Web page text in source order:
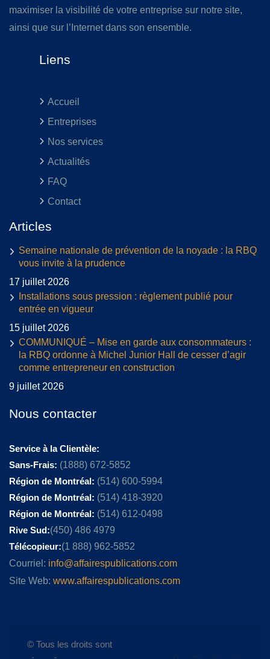
maximiser la visibilité de votre entreprise sur notre site,
ainsi que sur l’Internet dans son ensemble.
Liens
Accueil
Entreprises
Nos services
Actualités
FAQ
Contact
Articles
Semaine nationale de prévention de la noyade : la RBQ
vous invite à la prudence
17 juillet 2026
Installations sous pression : règlement publié pour
entrée en vigueur
15 juillet 2026
COMMUNIQUÉ – Mise en garde aux consommateurs :
la RBQ ordonne à Michel Junior Hall de cesser d’agir
comme entrepreneur en construction
9 juillet 2026
Nous contacter
Service à la Clientèle:
Sans-Frais: (1888) 672-5852
Région de Montréal: (514) 600-5994
Région de Montréal: (514) 418-3920
Région de Montréal: (514) 612-0498
Rive Sud:(450) 486 4979
Télécopieur:(1 888) 962-5852
Courriel: info@affairespublications.com
Site Web: www.affairespublications.com
© Tous les droits sont